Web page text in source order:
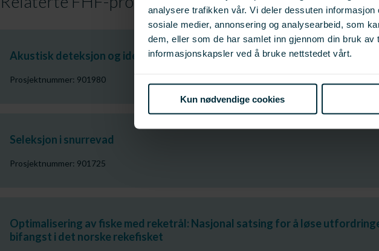
analysere trafikken vår. Vi deler dessuten
sosiale medier, annonsering og analysearbeid, som
dem, eller som de har samlet inn gjennom din bruk
informasjonskapsler ved å bruke nettstedet vårt.
Kun nødvendige cookies
Akustisk deteksjon og identifikasjon av pelagisk reker
Prosjektnummer: 901980
Seleksjon i snurrevad
Prosjektnummer: 901725
Optimalisering av fiske med reketrål: Nasjonal satsing for å løse
bifangst i det norske rekefisket